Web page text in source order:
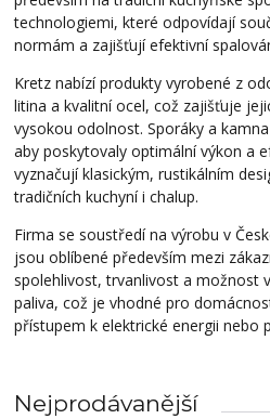
technologiemi, které odpovídají
normám a zajišťují efektivní
Kretz nabízí produkty vyrobené z
litina a kvalitní ocel, což zajišťuje
vysokou odolnost. Sporáky a
aby poskytovaly optimální výkon a
vyznačují klasickým, rustikálním
tradičních kuchyní i chalup.
Firma se soustředí na výrobu v
jsou oblíbené především mezi
spolehlivost, trvanlivost a možnost
paliva, což je vhodné pro
přístupem k elektrické energii nebo
Nejprodávanější